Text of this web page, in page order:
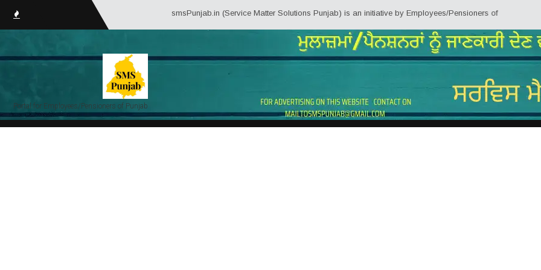
smsPunjab.in (Service Matter Solutions Punjab) is an initiative by Employees/Pensioners of Punjab State
Portal for Employees/Pensioners of Punjab